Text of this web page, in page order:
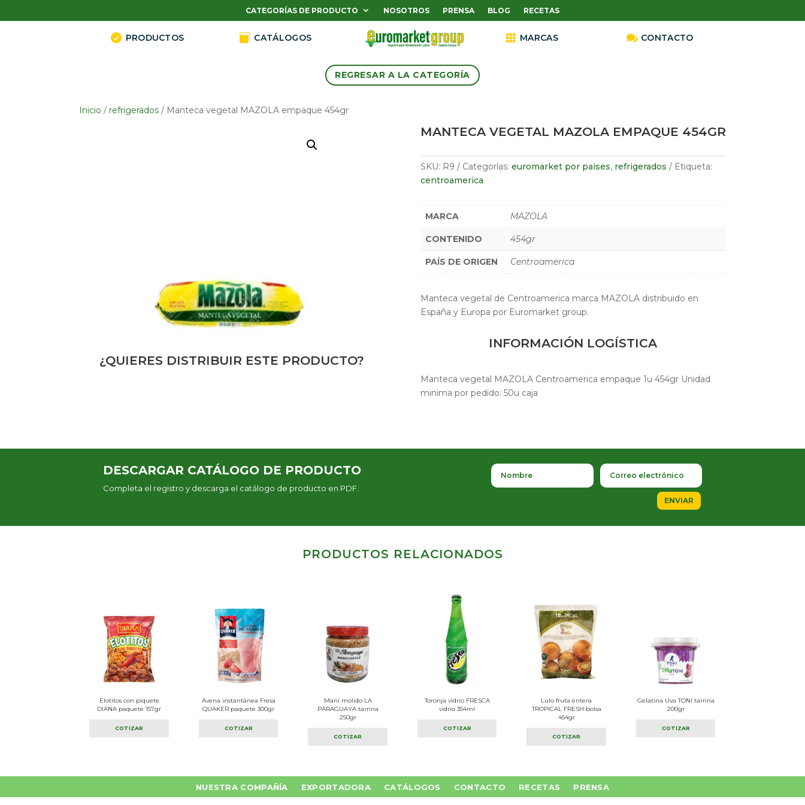
CATEGORÍAS DE PRODUCTO NOSOTROS PRENSA BLOG RECETAS
 PRODUCTOS  CATÁLOGOS  MARCAS  CONTACTO
REGRESAR A LA CATEGORÍA
Inicio / refrigerados / Manteca vegetal MAZOLA empaque 454gr
¿QUIERES DISTRIBUIR ESTE PRODUCTO?
MANTECA VEGETAL MAZOLA EMPAQUE 454GR
SKU: R9 Categorías: euromarket por paises, refrigerados
Etiqueta:
centroamerica
MARCA MAZOLA
CONTENIDO 454gr
PAÍS DE ORIGEN Centroamerica
Manteca vegetal de Centroamerica marca MAZOLA distribuido en
España y Europa por Euromarket group.
INFORMACIÓN LOGÍSTICA
Manteca vegetal MAZOLA Centroamerica empaque 1u 454gr Unidad
minima por pedido: 50u caja
DESCARGAR CATÁLOGO DE PRODUCTO
Completa el registro y descarga el catálogo de producto en PDF.
ENVIAR
PRODUCTOS RELACIONADOS
Elotitos con piquete
DIANA paquete 157gr
COTIZAR
Avena instantánea Fresa
QUAKER paquete 300gr
COTIZAR
Maní molido LA
PARAGUAYA tarrina
250gr
COTIZAR
Toronja vidrio FRESCA
vidrio 354ml
COTIZAR
Lulo fruta entera
TROPICAL FRESH bolsa
454gr
COTIZAR
Gelatina Uva TONI tarrina
200gr
COTIZAR
NUESTRA COMPAÑÍA EXPORTADORA CATÁLOGOS CONTACTO RECETAS PRENSA